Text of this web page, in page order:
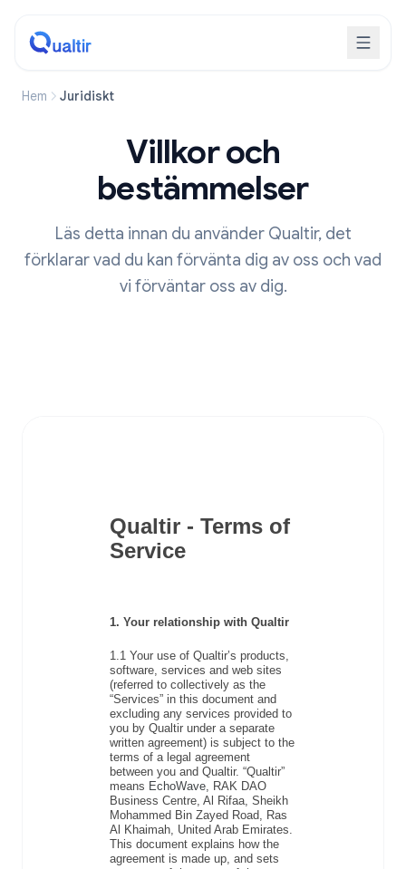
Hem Juridiskt
Villkor och
bestämmelser
Läs detta innan du använder Qualtir, det
förklarar vad du kan förvänta dig av oss och vad
vi förväntar oss av dig.